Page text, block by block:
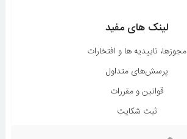
لینک های مفید
مجوزها، تاییدیه ها و افتخارات
پرسش‌های متداول
قوانین و مقررات
ثبت شکایت